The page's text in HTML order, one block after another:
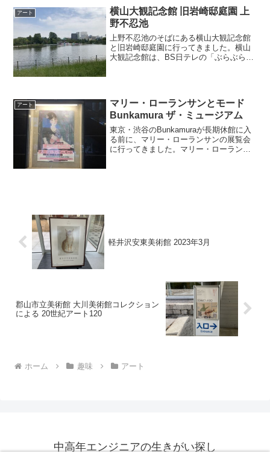
アート
横山大観記念館 旧岩崎邸庭園 上
野不忍池
上野不忍池のそばにある横山大観記念館
と旧岩崎邸庭園に行ってきました。横山
大観記念館は、BS日テレの「ぶらぶら美
アート
マリー・ローランサンとモード
Bunkamura ザ・ミュージアム
東京・渋谷のBunkamuraが長期休館に入
る前に、マリー・ローランサンの展覧会
に行ってきました。マリー・ローランサ
軽井沢安東美術館 2023年3月
郡山市立美術館 大川美術館コレクション
による 20世紀アート120
ホーム 趣味 アート
中高年エンジニアの生きがい探し